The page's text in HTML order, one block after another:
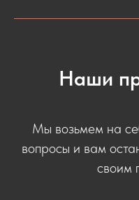
Наши
Мы возьмем на
вопросы и вам
своим